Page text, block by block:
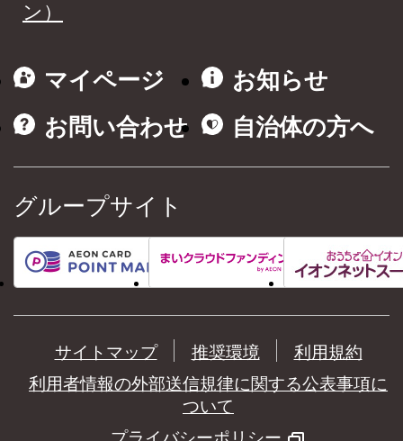
ン）
マイページ
お知らせ
お問い合わせ
自治体の方へ
グループサイト
サイトマップ 推奨環境
利用規約
利用者情報の外部送信規律に関する公表事項に
ついて